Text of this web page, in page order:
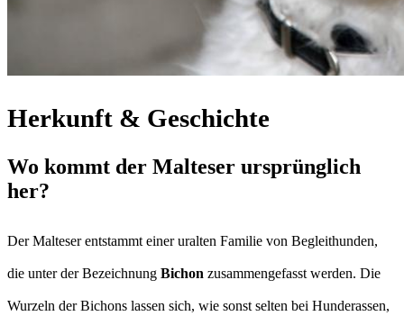
Herkunft & Geschichte
Wo kommt der Malteser ursprünglich
her?
Der Malteser entstammt einer uralten Familie von Begleithunden,
die unter der Bezeichnung Bichon zusammengefasst werden. Die
Wurzeln der Bichons lassen sich, wie sonst selten bei Hunderassen,